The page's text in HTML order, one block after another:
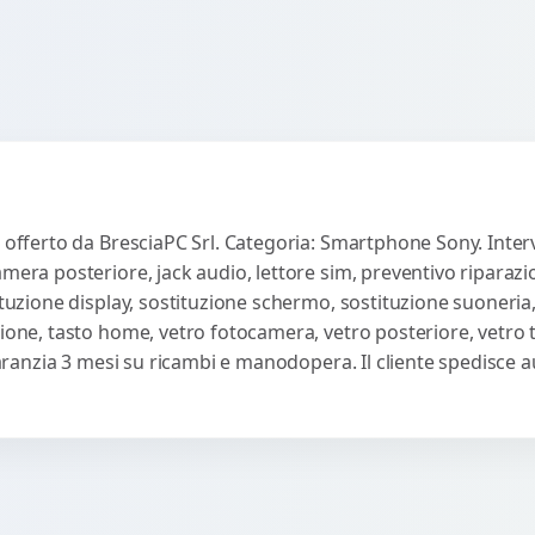
offerto da BresciaPC Srl. Categoria: Smartphone Sony.
posteriore, jack audio, lettore sim, preventivo
display, sostituzione schermo, sostituzione
tasto home, vetro fotocamera, vetro posteriore,
3 mesi su ricambi e manodopera. Il cliente spedisce